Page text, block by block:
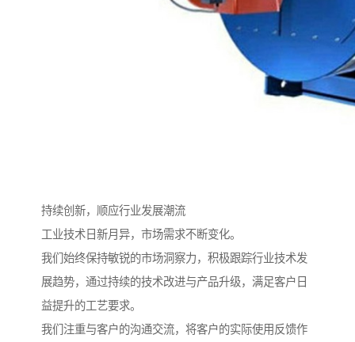
持续创新，顺应行业发展潮流
工业技术日新月异，市场需求不断变化。
我们始终保持敏锐的市场洞察力，积极跟踪行业技术发
展趋势，通过持续的技术改进与产品升级，满足客户日
益提升的工艺要求。
我们注重与客户的沟通交流，将客户的实际使用反馈作